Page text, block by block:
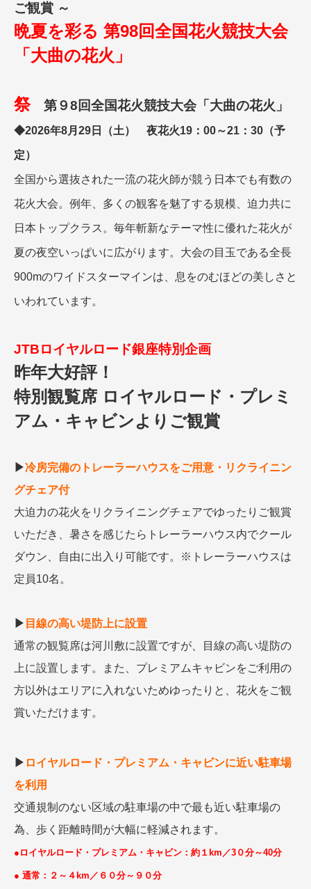
絶景
日系航空会社で行く
世界遺産を訪れる
クルーズ
音楽鑑賞
名画鑑賞
お花・紅葉
鉄道の旅
専任ガイド・講師同行の旅
ラ・プルミエール（エールフランス
航空）
キング
観光列車
芸術鑑賞（美術、音楽）・講師同行
ご観賞 ～
晩夏を彩る 第98回全国花火競技大会
「大曲の花火」
祭 第９8回全国花火競技大会「大曲の花火」
◆2026年8月29日（土） 夜花火19：00～21：30（予
定）
全国から選抜された一流の花火師が競う日本でも有数の
花火大会。例年、多くの観客を魅了する規模、迫力共に
日本トップクラス。 毎年斬新なテーマ性に優れた花火が
夏の夜空いっぱいに広がります。大会の目玉である全長
900mのワイドスターマインは、息をのむほどの美しさと
いわれています。
JTBロイヤルロード銀座特別企画
昨年大好評！
特別観覧席 ロイヤルロード・プレミ
アム・キャビンよりご観賞
▶冷房完備のトレーラーハウスをご用意・リクライニン
グチェア付
大迫力の花火をリクライニングチェアでゆったりご観賞
いただき、暑さを感じたらトレーラーハウス内でクール
ダウン、自由に出入り可能です。※トレーラーハウスは
定員10名。
▶ 目線の高い堤防上に設置
通常の観覧席は河川敷に設置ですが、目線の高い堤防の
上に設置します。また、プレミアムキャビンをご利用の
方以外はエリアに入れないためゆったりと、花火をご観
賞いただけます。
▶ ロイヤルロード・プレミアム・キャビンに近い駐車場
を利用
交通規制のない区域の駐車場の中で最も近い駐車場の
為、歩く距離時間が大幅に軽減されます。
●ロイヤルロード・プレミアム・キャビン：約１km／3０分～40分
● 通常：２～４km／６０分～９０分